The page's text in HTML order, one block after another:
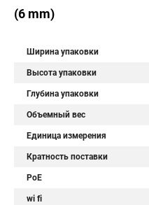
(6 mm)
Ширина упаковки
Высота упаковки
Глубина упаковки
Объемный вес
Единица измерения
Кратность поставки
PoE
wi fi